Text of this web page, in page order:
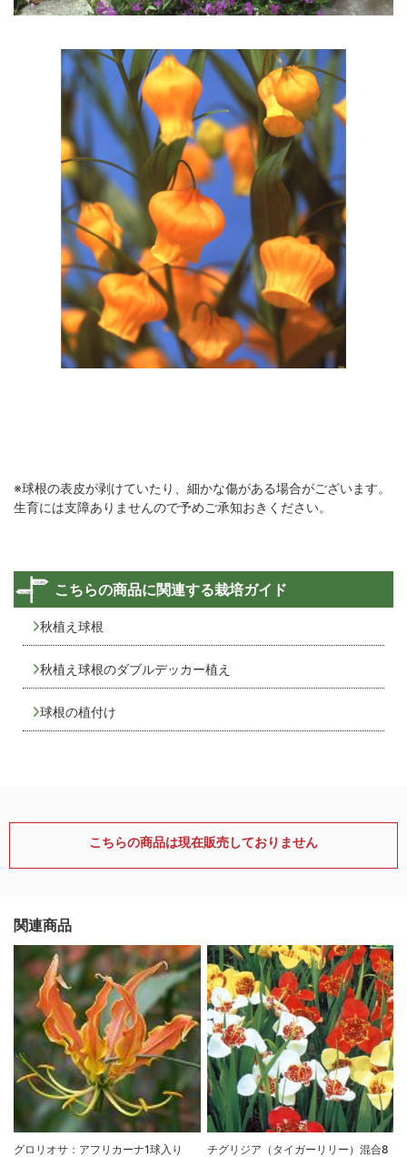
※球根の表皮が剥けていたり、細かな傷がある場合がございます。
生育には支障ありませんので予めご承知おきください。
こちらの商品に関連する栽培ガイド
秋植え球根
秋植え球根のダブルデッカー植え
球根の植付け
こちらの商品は現在販売しておりません
関連商品
グロリオサ：アフリカーナ1球入り
チグリジア（タイガーリリー）混合8